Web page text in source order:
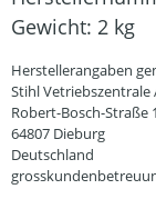
Gewicht: 2 kg
Herstellerangaben
Stihl Vetriebszentrale
Robert-Bosch-Straße
64807 Dieburg
Deutschland